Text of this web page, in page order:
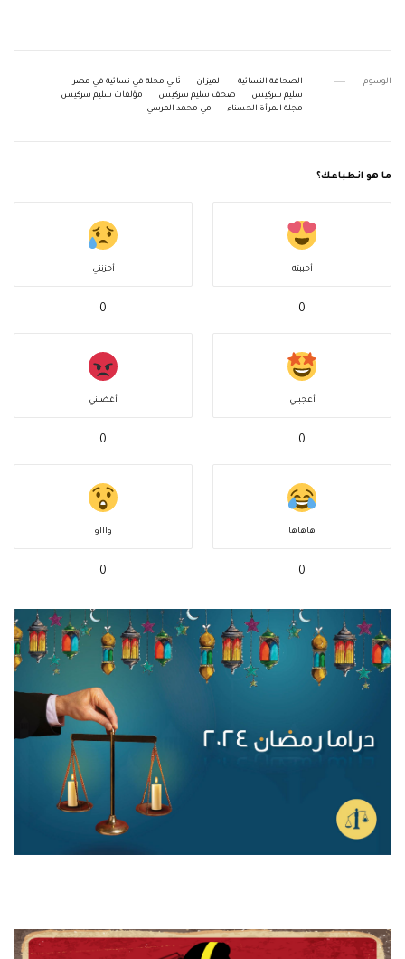
الوسوم الصحافة النسائية الميزان
ثاني مجلة في نسائية في مصر
سليم سركيس
صحف سليم سركيس
مؤلفات سليم سركيس
مجلة المرأة الحسناء
مي محمد المرسي
ما هو انطباعك؟
أحببته
0
أحزنني
0
أعجبني
0
أغضبني
0
هاهاها
0
واااو
0